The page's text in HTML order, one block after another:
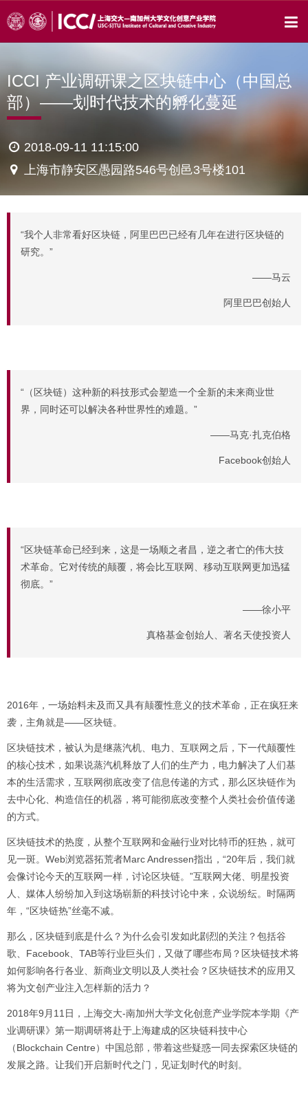
ICCI 产业调研课之区块链中心（中国总
部）——划时代技术的孵化蔓延
2018-09-11 11:15:00
上海市静安区愚园路546号创邑3号楼101
“我个人非常看好区块链，阿里巴巴已经有几年在进行区块链的
研究。”
——马云
阿里巴巴创始人
“（区块链）这种新的科技形式会塑造一个全新的未来商业世
界，同时还可以解决各种世界性的难题。”
——马克·扎克伯格
Facebook创始人
“区块链革命已经到来，这是一场顺之者昌，逆之者亡的伟大技
术革命。它对传统的颠覆，将会比互联网、移动互联网更加迅猛
彻底。”
——徐小平
真格基金创始人、著名天使投资人
2016年，⼀场始料未及⽽又具有颠覆性意义的技术革命，正在疯狂来
袭，主角就是——区块链。
区块链技术，被认为是继蒸汽机、电力、互联网之后，下一代颠覆性
的核心技术，如果说蒸汽机释放了⼈们的生产力，电⼒解决了人们基
本的生活需求，互联网彻底改变了信息传递的方式，那么区块链作为
去中心化、构造信任的机器，将可能彻底改变整个人类社会价值传递
的方式。
区块链技术的热度，从整个互联网和金融行业对比特币的狂热，就可
见一斑。Web浏览器拓荒者Marc Andressen指出，“20年后，我们就
会像讨论今天的互联网一样，讨论区块链。”互联网大佬、明星投资
人、媒体人纷纷加入到这场崭新的科技讨论中来，众说纷纭。时隔两
年，“区块链热”丝毫不减。
那么，区块链到底是什么？为什么会引发如此剧烈的关注？包括谷
歌、Facebook、TAB等行业巨头们，又做了哪些布局？区块链技术将
如何影响各行各业、新商业文明以及人类社会？区块链技术的应用又
将为文创产业注入怎样新的活力？
2018年9月11日，上海交大-南加州大学文化创意产业学院本学期《产
业调研课》第一期调研将赴于上海建成的区块链科技中心
（Blockchain Centre）中国总部，带着这些疑惑一同去探索区块链的
发展之路。让我们开启新时代之门，见证划时代的时刻。